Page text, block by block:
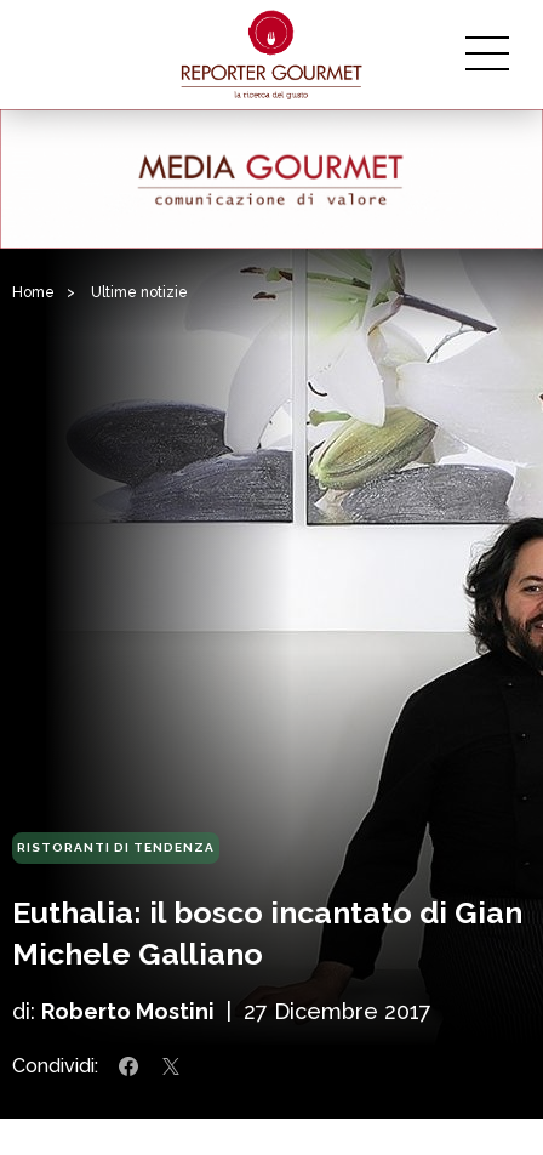
Home > Ultime notizie
RISTORANTI DI TENDENZA
Euthalia: il bosco incantato di Gian
Michele Galliano
di: Roberto Mostini 27 Dicembre 2017
Condividi: